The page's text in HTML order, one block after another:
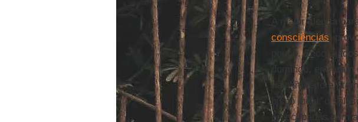
A maior alegria
consciências ,
pouco.
domingo,
haviam feito e
bispo local, o
preocupados com